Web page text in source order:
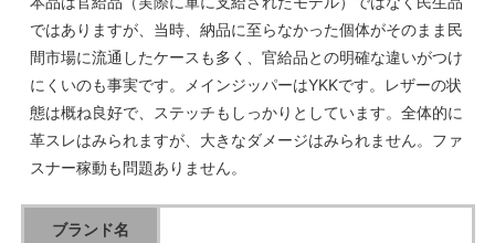
ではありますが、当時、納品に至らなかった個体がそのまま民
間市場に流通したケースも多く、官給品との明確な違いがつけ
にくいのも事実です。メインジッパーはYKKです。レザーの状
態は概ね良好で、ステッチもしっかりとしています。全体的に
革スレはみられますが、大きなダメージはみられません。ファ
スナー稼動も問題ありません。
ブランド名